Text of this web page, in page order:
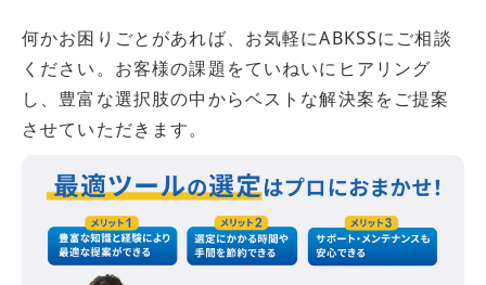
何かお困りごとがあれば、お気軽にABKSSにご相談
ください。お客様の課題をていねいにヒアリング
し、豊富な選択肢の中からベストな解決案をご提案
させていただきます。